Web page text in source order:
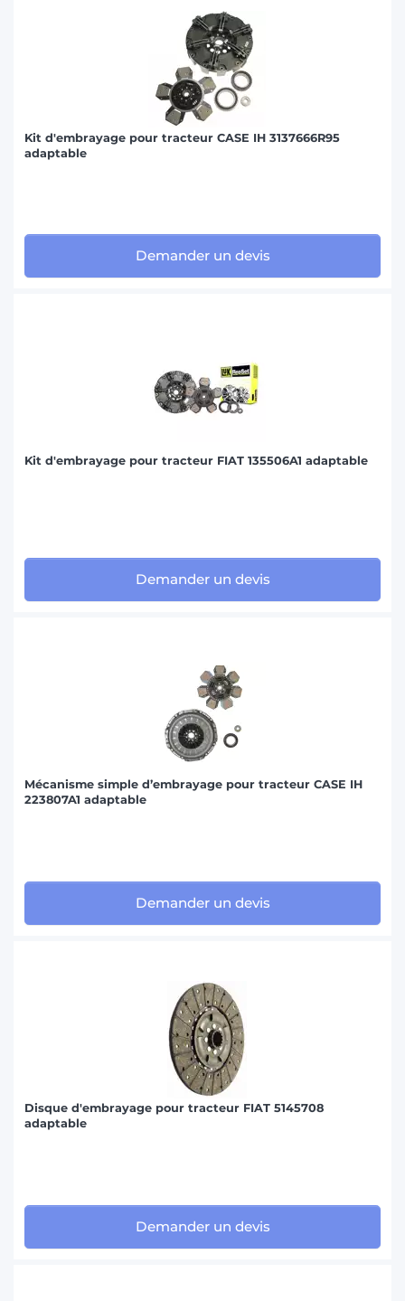
Kit d'embrayage pour tracteur CASE IH 3137666R95
adaptable
Demander un devis
Kit d'embrayage pour tracteur FIAT 135506A1 adaptable
Demander un devis
Mécanisme simple d’embrayage pour tracteur CASE IH
223807A1 adaptable
Demander un devis
Disque d'embrayage pour tracteur FIAT 5145708
adaptable
Demander un devis